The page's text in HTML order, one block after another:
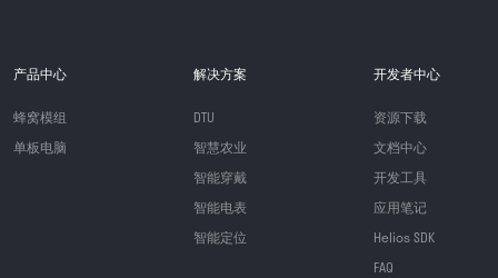
产品中心
蜂窝模组
单板电脑
解决方案
DTU
智慧农业
智能穿戴
智能电表
智能定位
开发者中心
资源下载
文档中心
开发工具
应用笔记
Helios SDK
FAQ